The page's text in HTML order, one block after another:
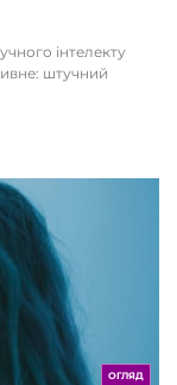
інтелекту
штучний
ОГЛЯД